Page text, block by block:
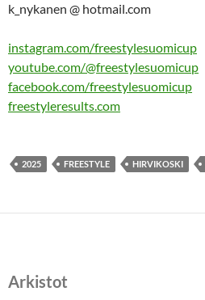
k_nykanen @ hotmail.com
instagram.com/freestylesuomicup
youtube.com/@freestylesuomicup
facebook.com/freestylesuomicup
freestyleresults.com
2025 FREESTYLE HIRVIKOSKI
Arkistot